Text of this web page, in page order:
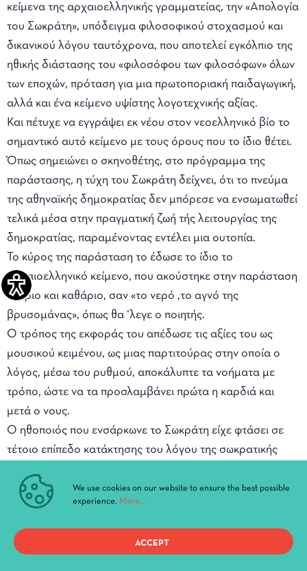
κείμενα της αρχαιοελληνικής γραμματείας, την «Απολογία
του Σωκράτη», υπόδειγμα φιλοσοφικού στοχασμού και
δικανικού λόγου ταυτόχρονα, που αποτελεί εγκόλπιο της
ηθικής διάστασης του «φιλοσόφου των φιλοσόφων» όλων
των εποχών, πρόταση για μια πρωτοποριακή παιδαγωγική,
αλλά και ένα κείμενο υψίστης λογοτεχνικής αξίας.
Και πέτυχε να εγγράψει εκ νέου στον νεοελληνικό βίο το
σημαντικό αυτό κείμενο με τους όρους που το ίδιο θέτει.
Όπως σημειώνει ο σκηνοθέτης, στο πρόγραμμα της
παράστασης, η τύχη του Σωκράτη δείχνει, ότι το πνεύμα
της αθηναϊκής δημοκρατίας δεν μπόρεσε να ενσωματωθεί
τελικά μέσα στην πραγματική ζωή τής λειτουργίας της
δημοκρατίας, παραμένοντας εντέλει μια ουτοπία.
Το κύρος της παράσταση το έδωσε το ίδιο το
αρχαιοελληνικό κείμενο, που ακούστηκε στην παράσταση
ακέριο και καθάριο, σαν «το νερό ,το αγνό της
βρυσομάνας», όπως θα ‘λεγε ο ποιητής.
Ο τρόπος της εκφοράς του απέδωσε τις αξίες του ως
μουσικού κειμένου, ως μιας παρτιτούρας στην οποία ο
λόγος, μέσω του ρυθμού, αποκάλυπτε τα νοήματα με
τρόπο, ώστε να τα προσλαμβάνει πρώτα η καρδιά και
μετά ο νους.
Ο ηθοποιός που ενσάρκωνε το Σωκράτη είχε φτάσει σε
τέτοιο επίπεδο κατάκτησης του λόγου της σωκρατικής
αυθόρμητο και δραστικό τρόπο, που θα τον γεννούσε
στην πραγματική δίκη ο Σωκράτης, έναν λόγο που
παράλληλα δεν σε ξένιζε, καθώς είχε τη ροή και την
προσωδία του νεοελληνικού λόγου.
We use cookies on our website to ensure the best possible
experience. More...
ACCEPT